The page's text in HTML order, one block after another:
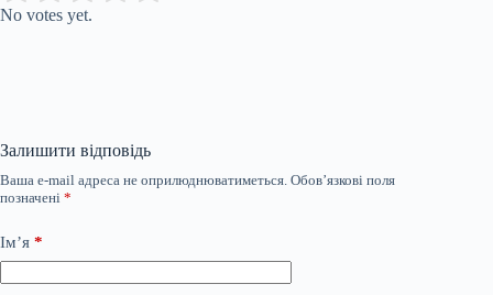
No votes yet.
Залишити відповідь
Ваша e-mail адреса не оприлюднюватиметься. Обов’язкові поля
позначені *
Ім’я *